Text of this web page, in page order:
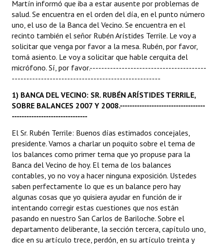
Dictámenes Asesoría Letrada
Actas de Sesión
Informes de Unidad Coordinadora
Ejecución Presupuestaria
Actas de Audiencias Públicas
Comunicaciones
Declaraciones
Resoluciones
Resoluciones de Presidencia
INSTITUCIONAL
Martín informó que iba a estar ausente por problemas de
salud. Se encuentra en el orden del día, en el punto número
uno, el uso de la Banca del Vecino. Se encuentra en el
recinto también el señor Rubén Arístides Terrile. Le voy a
solicitar que venga por favor a la mesa. Rubén, por favor,
tomá asiento. Le voy a solicitar que hable cerquita del
micrófono. Sí, por favor.----------------------------------------
---------------------------------------------------
1) BANCA DEL VECINO: SR. RUBÉN ARÍSTIDES TERRILE,
SOBRE BALANCES 2007 Y 2008.-----------------------------------
-------------------------------
El Sr. Rubén Terrile: Buenos días estimados concejales,
presidente. Vamos a charlar un poquito sobre el tema de
los balances como primer tema que yo propuse para la
Banca del Vecino de hoy. El tema de los balances
contables, yo no voy a hacer ninguna exposición. Ustedes
saben perfectamente lo que es un balance pero hay
algunas cosas que yo quisiera ayudar en función de ir
intentando corregir estas cuestiones que nos están
pasando en nuestro San Carlos de Bariloche. Sobre el
departamento deliberante, la sección tercera, capítulo uno,
dice en su artículo trece, perdón, en su artículo treinta y